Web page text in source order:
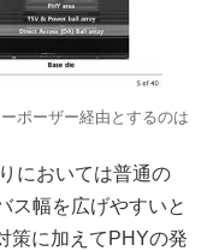
ポーザー経由とするのは
においては普通の
ス幅を広げやすいと
策に加えてPHYの発